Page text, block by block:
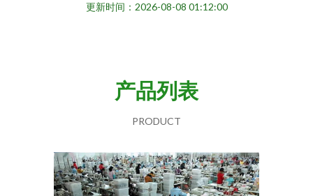
更新时间：2026-08-08 01:12:00
产品列表
PRODUCT